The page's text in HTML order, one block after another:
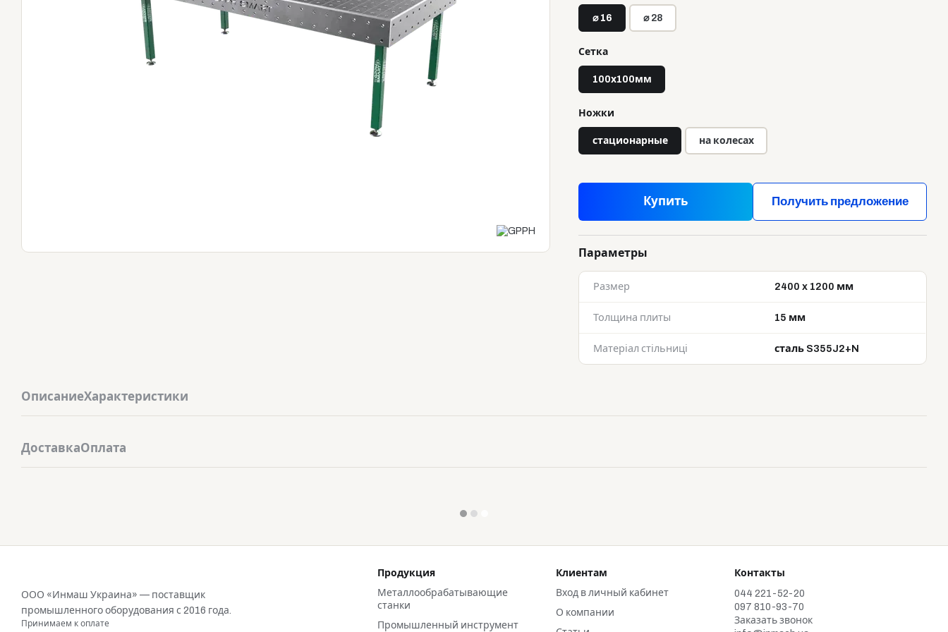
⌀ 16 ⌀ 28
Сетка
100х100мм
Ножки
стационарные на колесах
Купить Получить предложение
Параметры
Размер 2400 x 1200 мм
Толщина плиты 15 мм
Матеріал стільниці сталь S355J2+N
ОписаниеХарактеристики
ДоставкаОплата
ООО «Инмаш Украина» — поставщик
промышленного оборудования с 2016 года.
Принимаем к оплате
Продукция
Металлообрабатывающие
станки
Промышленный инструмент
Клиентам
Вход в личный кабинет
О компании
Контакты
044 221-52-20
097 810-93-70
Заказать звонок